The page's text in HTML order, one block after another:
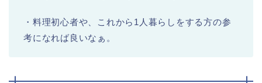
・料理初心者や、これから1人暮らしをする方の参
考になれば良いなぁ。